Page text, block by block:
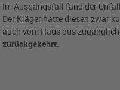
Im Ausgangsfall fand der
Der Kläger hatte diesen zwar
auch vom Haus aus
zurückgekehrt.